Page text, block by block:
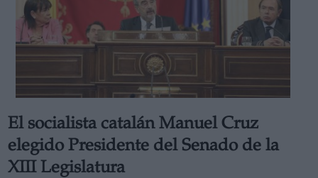
El socialista catalán Manuel Cruz
elegido Presidente del Senado de la
XIII Legislatura